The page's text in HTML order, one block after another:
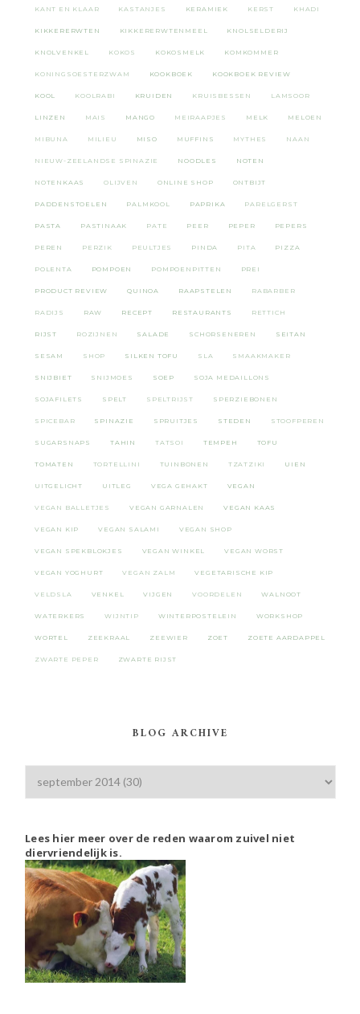
KANT EN KLAAR KASTANJES KERAMIEK KERST KHADI
KIKKERERWTEN KIKKERERWTENMEEL KNOLSELDERIJ
KNOLVENKEL KOKOS KOKOSMELK KOMKOMMER
KONINGSOESTERZWAM KOOKBOEK KOOKBOEK REVIEW
KOOL KOOLRABI KRUIDEN KRUISBESSEN LAMSOOR
LINZEN MAIS MANGO MEIRAAPJES MELK MELOEN
MIBUNA MILIEU MISO MUFFINS MYTHES NAAN
NIEUW-ZEELANDSE SPINAZIE NOODLES NOTEN
NOTENKAAS OLIJVEN ONLINE SHOP ONTBIJT
PADDENSTOELEN PALMKOOL PAPRIKA PARELGERST
PASTA PASTINAAK PATE PEER PEPER PEPERS
PEREN PERZIK PEULTJES PINDA PITA PIZZA
POLENTA POMPOEN POMPOENPITTEN PREI
PRODUCT REVIEW QUINOA RAAPSTELEN RABARBER
RADIJS RAW RECEPT RESTAURANTS RETTICH
RIJST ROZIJNEN SALADE SCHORSENEREN SEITAN
SESAM SHOP SILKEN TOFU SLA SMAAKMAKER
SNIJBIET SNIJMOES SOEP SOJA MEDAILLONS
SOJAFILETS SPELT SPELTRIJST SPERZIEBONEN
SPICEBAR SPINAZIE SPRUITJES STEDEN STOOFPEREN
SUGARSNAPS TAHIN TATSOI TEMPEH TOFU
TOMATEN TORTELLINI TUINBONEN TZATZIKI UIEN
UITGELICHT UITLEG VEGA GEHAKT VEGAN
VEGAN BALLETJES VEGAN GARNALEN VEGAN KAAS
VEGAN KIP VEGAN SALAMI VEGAN SHOP
VEGAN SPEKBLOKJES VEGAN WINKEL VEGAN WORST
VEGAN YOGHURT VEGAN ZALM VEGETARISCHE KIP
VELDSLA VENKEL VIJGEN VOORDELEN WALNOOT
WATERKERS WIJNTIP WINTERPOSTELEIN WORKSHOP
WORTEL ZEEKRAAL ZEEWIER ZOET ZOETE AARDAPPEL
ZWARTE PEPER ZWARTE RIJST
BLOG ARCHIVE
Lees hier meer over de reden waarom zuivel niet
diervriendelijk is.